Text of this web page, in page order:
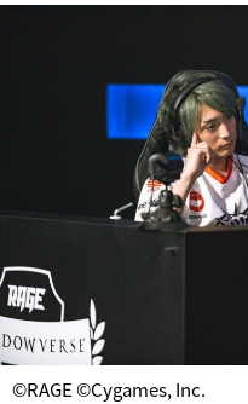
©RAGE ©Cygames, Inc.